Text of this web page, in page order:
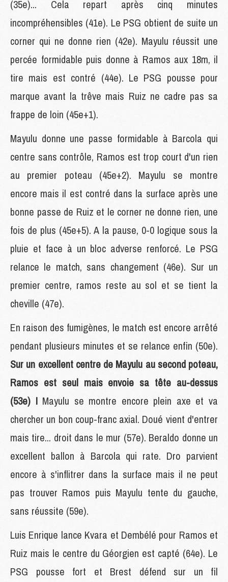
(35e)... Cela repart après cinq minutes
incompréhensibles (41e). Le PSG obtient de suite un
corner qui ne donne rien (42e). Mayulu réussit une
percée formidable puis donne à Ramos aux 18m, il
tire mais est contré (44e). Le PSG pousse pour
marque avant la trêve mais Ruiz ne cadre pas sa
frappe de loin (45e+1).
Mayulu donne une passe formidable à Barcola qui
centre sans contrôle, Ramos est trop court d'un rien
au premier poteau (45e+2). Mayulu se montre
encore mais il est contré dans la surface après une
bonne passe de Ruiz et le corner ne donne rien, une
fois de plus (45e+5). A la pause, 0-0 logique sous la
pluie et face à un bloc adverse renforcé. Le PSG
relance le match, sans changement (46e). Sur un
premier centre, ramos reste au sol et se tient la
cheville (47e).
En raison des fumigènes, le match est encore arrêté
pendant plusieurs minutes et se relance enfin (50e).
Sur un excellent centre de Mayulu au second poteau,
Ramos est seul mais envoie sa tête au-dessus
(53e) ! Mayulu se montre encore plein axe et va
chercher un bon coup-franc axial. Doué vient d'entrer
mais tire... droit dans le mur (57e). Beraldo donne un
excellent ballon à Barcola qui rate. Dro parvient
encore à s'inflitrer dans la surface mais il ne peut
pas trouver Ramos puis Mayulu tente du gauche,
sans réussite (59e).
Luis Enrique lance Kvara et Dembélé pour Ramos et
Ruiz mais le centre du Géorgien est capté (64e). Le
PSG pousse fort et Brest défend sur un fil